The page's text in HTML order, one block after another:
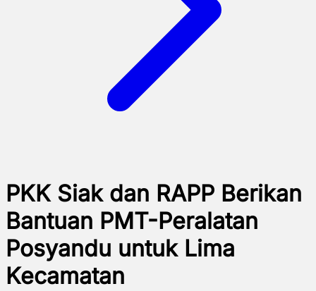
PKK Siak dan RAPP Berikan
Bantuan PMT-Peralatan
Posyandu untuk Lima
Kecamatan